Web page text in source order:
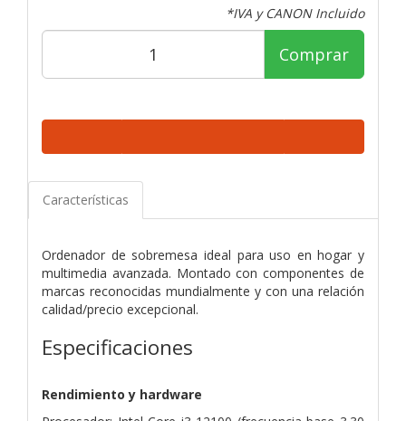
*IVA y CANON Incluido
Comprar
Características
Ordenador de sobremesa ideal para uso en hogar y
multimedia avanzada. Montado con componentes de
marcas reconocidas mundialmente y con una relación
calidad/precio excepcional.
Especificaciones
Rendimiento y hardware